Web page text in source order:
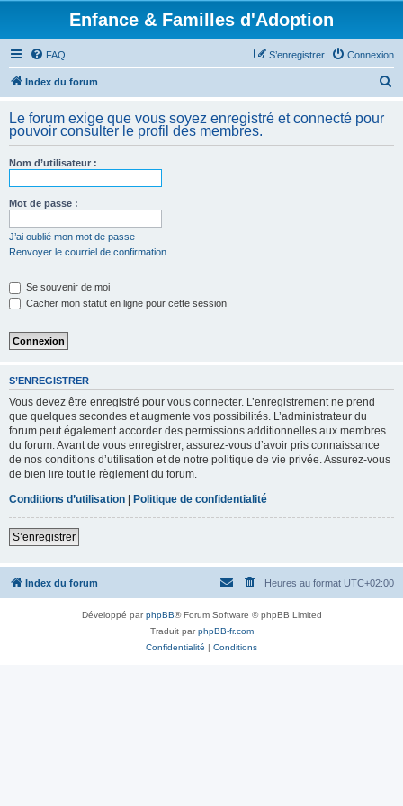
Enfance & Familles d'Adoption
FAQ Connexion
S’enregistrer
Index du forum
h
Le forum exige que vous soyez enregistré et connecté pour
pouvoir consulter le profil des membres.
Nom d’utilisateur :
Mot de passe :
J’ai oublié mon mot de passe
Renvoyer le courriel de confirmation
Se souvenir de moi
Cacher mon statut en ligne pour cette session
S’ENREGISTRER
Vous devez être enregistré pour vous connecter. L’enregistrement ne prend
que quelques secondes et augmente vos possibilités. L’administrateur du
forum peut également accorder des permissions additionnelles aux membres
du forum. Avant de vous enregistrer, assurez-vous d’avoir pris connaissance
de nos conditions d’utilisation et de notre politique de vie privée. Assurez-vous
de bien lire tout le règlement du forum.
Conditions d’utilisation | Politique de confidentialité
S’enregistrer
Index du forum Heures au format UTC+02:00
Développé parphpBB® Forum Software © phpBB Limited
Traduit parphpBB-fr.com
Confidentialité | Conditions